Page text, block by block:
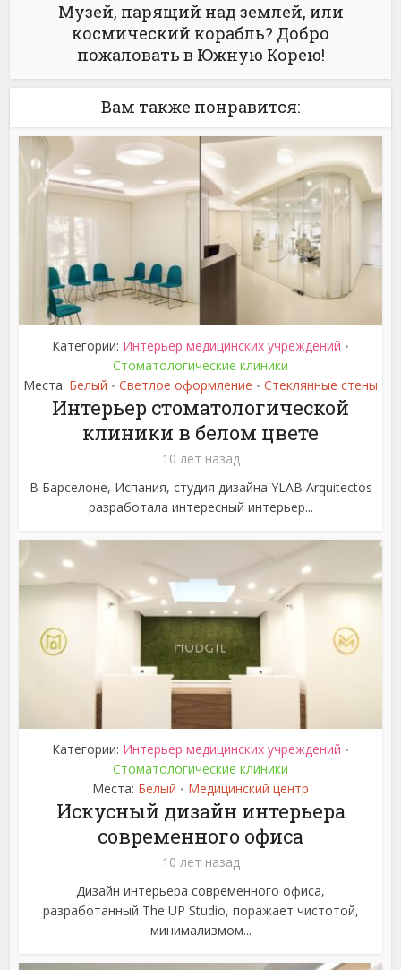
Музей, парящий над землей, или
космический корабль? Добро
пожаловать в Южную Корею!
Вам также понравится:
Категории: Интерьер медицинских учреждений •
Стоматологические клиники
Места: Белый • Светлое оформление • Стеклянные стены
Интерьер стоматологической
клиники в белом цвете
10 лет назад
В Барселоне, Испания, студия дизайна YLAB Arquitectos
разработала интересный интерьер...
Категории: Интерьер медицинских учреждений •
Стоматологические клиники
Места: Белый • Медицинский центр
Искусный дизайн интерьера
современного офиса
10 лет назад
Дизайн интерьера современного офиса,
разработанный The UP Studio, поражает чистотой,
минимализмом...